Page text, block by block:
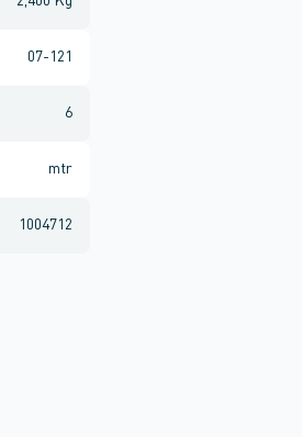
07-121
6
mtr
1004712